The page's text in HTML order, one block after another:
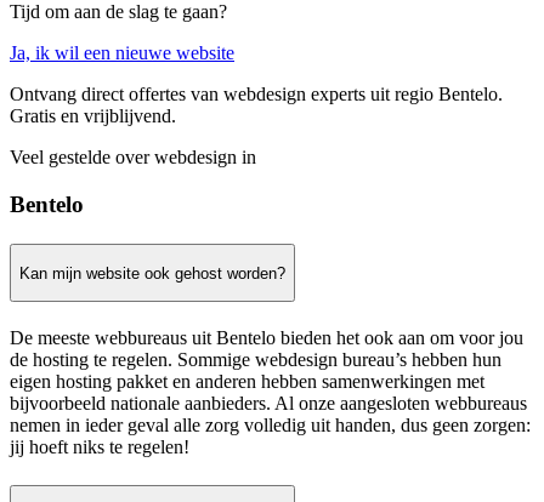
Tijd om aan de slag te gaan?
Ja, ik wil een nieuwe website
Ontvang direct offertes van webdesign experts uit regio Bentelo.
Gratis en vrijblijvend.
Veel gestelde over webdesign in
Bentelo
Kan mijn website ook gehost worden?
De meeste webbureaus uit Bentelo bieden het ook aan om voor jou
de hosting te regelen. Sommige webdesign bureau’s hebben hun
eigen hosting pakket en anderen hebben samenwerkingen met
bijvoorbeeld nationale aanbieders. Al onze aangesloten webbureaus
nemen in ieder geval alle zorg volledig uit handen, dus geen zorgen:
jij hoeft niks te regelen!